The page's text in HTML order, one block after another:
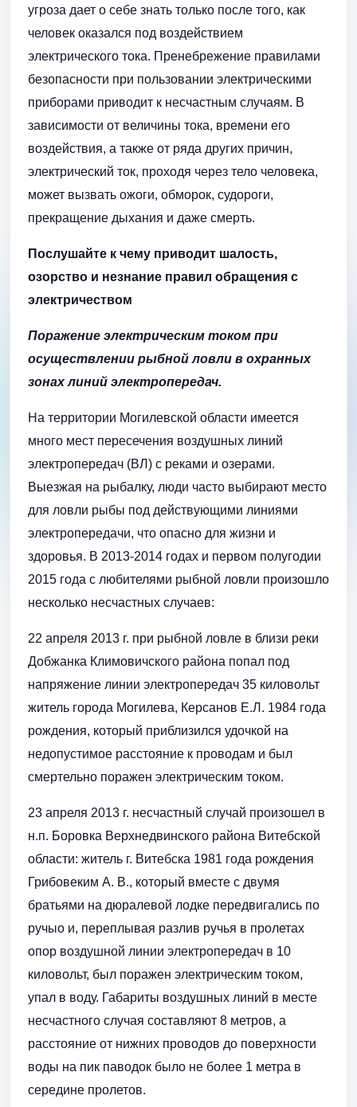
угроза дает о себе знать только после того, как
человек оказался под воздействием
электрического тока. Пренебрежение правилами
безопасности при пользовании электрическими
приборами приводит к несчастным случаям. В
зависимости от величины тока, времени его
воздействия, а также от ряда других причин,
электрический ток, проходя через тело человека,
может вызвать ожоги, обморок, судороги,
прекращение дыхания и даже смерть.
Послушайте к чему приводит шалость,
озорство и незнание правил обращения с
электричеством
Поражение электрическим током при
осуществлении рыбной ловли в охранных
зонах линий электропередач.
На территории Могилевской области имеется
много мест пересечения воздушных линий
электропередач (ВЛ) с реками и озерами.
Выезжая на рыбалку, люди часто выбирают место
для ловли рыбы под действующими линиями
электропередачи, что опасно для жизни и
здоровья. В 2013-2014 годах и первом полугодии
2015 года с любителями рыбной ловли произошло
несколько несчастных случаев:
22 апреля 2013 г. при рыбной ловле в близи реки
Добжанка Климовичского района попал под
напряжение линии электропередач 35 киловольт
житель города Могилева, Керсанов Е.Л. 1984 года
рождения, который приблизился удочкой на
недопустимое расстояние к проводам и был
смертельно поражен электрическим током.
23 апреля 2013 г. несчастный случай произошел в
н.п. Боровка Верхнедвинского района Витебской
области: житель г. Витебска 1981 года рождения
Грибовеким А. В., который вместе с двумя
братьями на дюралевой лодке передвигались по
ручыо и, переплывая разлив ручья в пролетах
опор воздушной линии электропередач в 10
киловольт, был поражен электрическим током,
упал в воду. Габариты воздушных линий в месте
несчастного случая составляют 8 метров, а
расстояние от нижних проводов до поверхности
воды на пик паводок было не более 1 метра в
середине пролетов.